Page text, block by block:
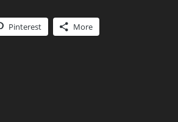
Pinterest More